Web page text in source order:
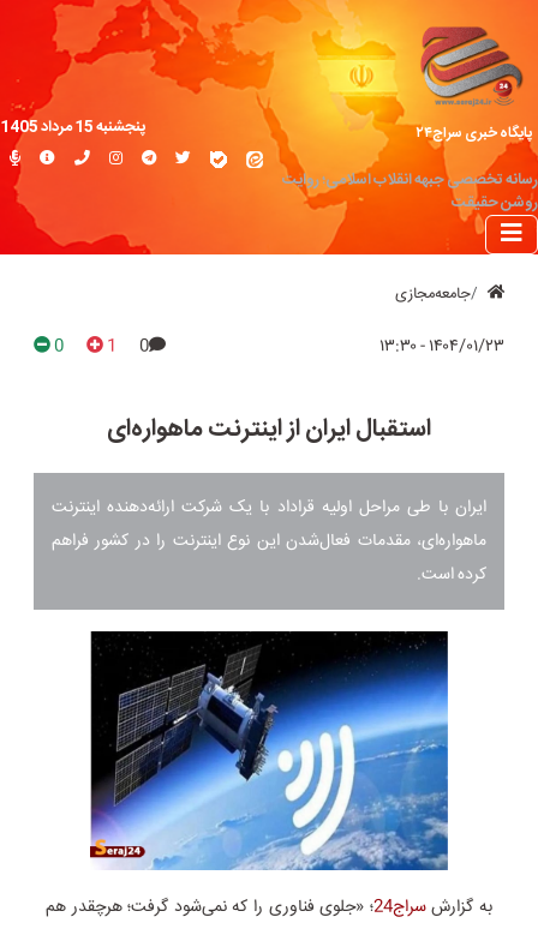
پایگاه خبری سراج۲۴
رسانه تخصصی جبهه انقلاب اسلامی؛ روایت
روشن حقیقت
پنجشنبه 15 مرداد 1405
جامعه‌مجازی
۱۴۰۴/۰۱/۲۳ - ۱۳:۳۰ 0
1
0
استقبال ایران از اینترنت ماهواره‌ای
ایران با طی مراحل اولیه قراداد با یک شرکت ارائه‌دهنده اینترنت
ماهواره‌ای،‌ مقدمات فعال‌شدن این نوع اینترنت را در کشور فراهم
کرده است.
به گزارشسراج24
؛ «جلوی فناوری را که نمی‌شود گرفت؛ هرچقدر هم